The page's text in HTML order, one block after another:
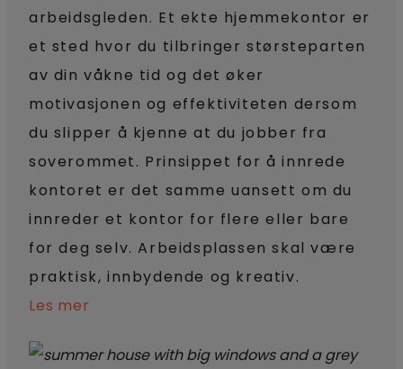
arbeidsgleden. Et ekte hjemmekontor er
et sted hvor du tilbringer størsteparten
av din våkne tid og det øker
motivasjonen og effektiviteten dersom
du slipper å kjenne at du jobber fra
soverommet. Prinsippet for å innrede
kontoret er det samme uansett om du
innreder et kontor for flere eller bare
for deg selv. Arbeidsplassen skal være
praktisk, innbydende og kreativ.
Les mer